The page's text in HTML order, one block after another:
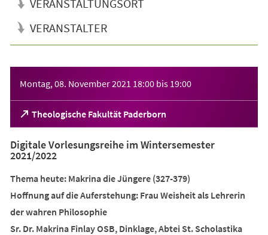
VERANSTALTUNGSORT
VERANSTALTER
Montag, 08. November 2021 18:00 bis 19:00
Theologische Fakultät Paderborn
(Öffnet
in
einem
neuen
Tab)
Digitale Vorlesungsreihe im Wintersemester
2021/2022
Thema heute: Makrina die Jüngere (327-379)
Hoffnung auf die Auferstehung: Frau Weisheit als Lehrerin
der wahren Philosophie
Sr. Dr. Makrina Finlay OSB, Dinklage, Abtei St. Scholastika